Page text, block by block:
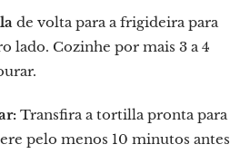
de volta para a frigideira para
lado. Cozinhe por mais 3 a 4
Transfira a tortilla pronta para
pelo menos 10 minutos antes